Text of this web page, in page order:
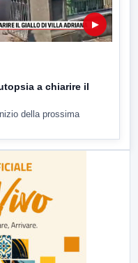
▶
a chiarire il
della prossima